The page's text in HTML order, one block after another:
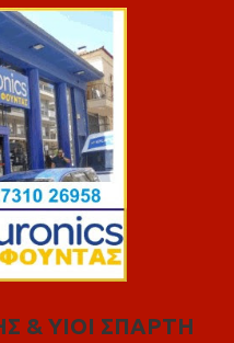
& YIOI ΣΠΑΡΤΗ